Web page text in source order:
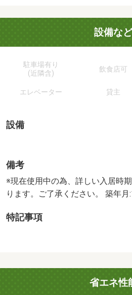
設備など
駐車場有り
(近隣含)
飲食店可
エレベーター 貸主
設備
備考
※現在使用中の為、詳しい入居時
ります。ご了承ください。 築年
特記事項
省エネ性